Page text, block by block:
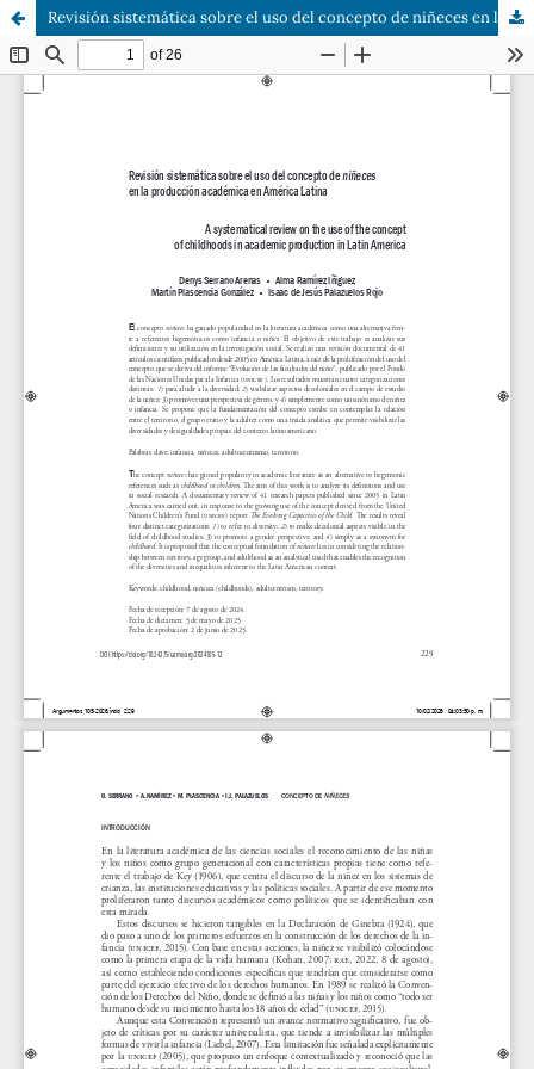
Revisión sistemática sobre el uso del concepto de niñeces en la producción académica en América Latina